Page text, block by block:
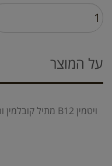
על המוצר
ויטמין B12 מתיל קובלמין וחומצה פולית טבעית